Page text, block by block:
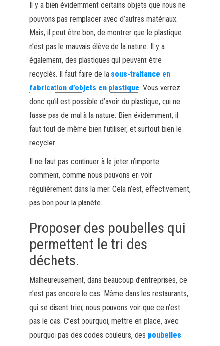
Il y a bien évidemment certains objets que nous ne
pouvons pas remplacer avec d’autres matériaux.
Mais, il peut être bon, de montrer que le plastique
n’est pas le mauvais élève de la nature. Il y a
également, des plastiques qui peuvent être
recyclés. Il faut faire de la sous-traitance en
fabrication d’objets en plastique. Vous verrez
donc qu’il est possible d’avoir du plastique, qui ne
fasse pas de mal à la nature. Bien évidemment, il
faut tout de même bien l’utiliser, et surtout bien le
recycler.
Il ne faut pas continuer à le jeter n’importe
comment, comme nous pouvons en voir
régulièrement dans la mer. Cela n’est, effectivement,
pas bon pour la planète.
Proposer des poubelles qui
permettent le tri des
déchets.
Malheureusement, dans beaucoup d’entreprises, ce
n’est pas encore le cas. Même dans les restaurants,
qui se disent trier, nous pouvons voir que ce n’est
pas le cas. C’est pourquoi, mettre en place, avec
pourquoi pas des codes couleurs, des poubelles